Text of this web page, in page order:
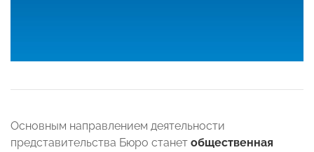
Основным направлением деятельности
представительства Бюро станет общественная